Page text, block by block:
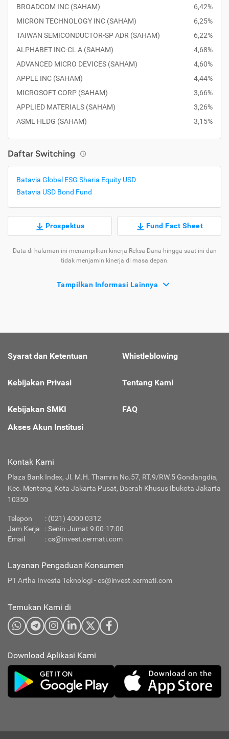
BROADCOM INC (SAHAM)
6,42%
MICRON TECHNOLOGY INC (SAHAM)
6,25%
TAIWAN SEMICONDUCTOR-SP ADR (SAHAM)
6,22%
ALPHABET INC-CL A (SAHAM)
4,68%
ADVANCED MICRO DEVICES (SAHAM)
4,60%
APPLE INC (SAHAM)
4,44%
MICROSOFT CORP (SAHAM)
3,66%
APPLIED MATERIALS (SAHAM)
3,26%
ASML HLDG (SAHAM)
3,15%
Daftar Switching
Batavia Global ESG Sharia Equity USD
Batavia USD Bond Fund
Prospektus Fund Fact Sheet
Data di halaman ini menampilkan kinerja Reksa Dana hingga saat ini dan
tidak menjamin kinerja di masa depan.
Tampilkan Informasi Lainnya
Syarat dan Ketentuan
Kebijakan Privasi
Kebijakan SMKI
Whistleblowing
Tentang Kami
FAQ
Akses Akun Institusi
Kontak Kami
Plaza Bank Index, Jl. M.H. Thamrin No.57, RT.9/RW.5 Gondangdia,
Kec. Menteng, Kota Jakarta Pusat, Daerah Khusus Ibukota Jakarta
10350
Telepon
: (021) 4000 0312
Jam Kerja
: Senin-Jumat 9:00-17:00
Email
:cs@invest.cermati.com
Layanan Pengaduan Konsumen
PT Artha Investa Teknologi -cs@invest.cermati.com
Temukan Kami di
Download Aplikasi Kami